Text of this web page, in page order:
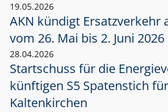
19.05.2026
AKN kündigt Ersatzverkehr
vom 26. Mai bis 2. Juni 2026
28.04.2026
Startschuss für die
künftigen S5 Spatenstich
Kaltenkirchen